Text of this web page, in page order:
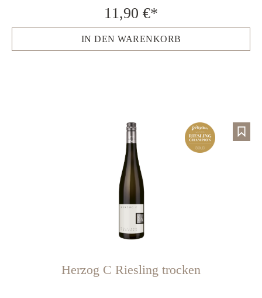
11,90 €*
IN DEN WARENKORB
Herzog C Riesling trocken